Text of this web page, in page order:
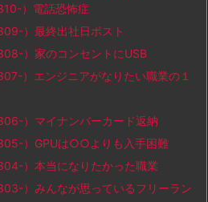
）電話恐怖症
）最終出社日ポスト
）家のコンセントにUSB
）エンジニアがなりたい職業の１
）マイナンバーカード返納
）GPUは○○よりも入手困難
）本当になりたかった職業
）みんなが思っているフリーラン